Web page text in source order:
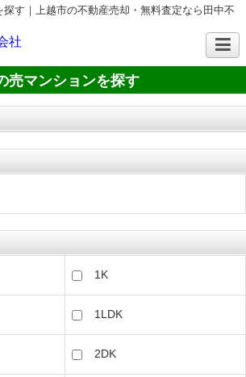
す｜上越市の不動産売却・無料査定なら田中不
売マンションを探す
1K
1LDK
2DK